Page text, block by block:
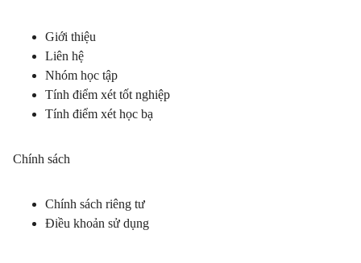
Giới thiệu
Liên hệ
Nhóm học tập
Tính điểm xét tốt nghiệp
Tính điểm xét học bạ
Chính sách
Chính sách riêng tư
Điều khoản sử dụng